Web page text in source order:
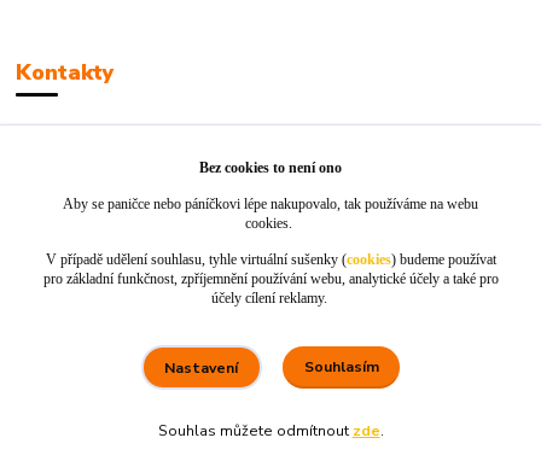
Kontakty
info@jackie-shop.cz
Vytvořeno na Eshop-rychle.cz
Bez cookies to není ono
Aby se paničce nebo páníčkovi lépe nakupovalo, tak používáme na webu
cookies.
V případě udělení souhlasu, tyhle virtuální sušenky (cookies) budeme používat
pro základní funkčnost, zpříjemnění používání webu, analytické účely a také pro
účely cílení reklamy.
Nastavení Souhlasím
Souhlas můžete odmítnout zde.
5. srpna
100 %★★★★★